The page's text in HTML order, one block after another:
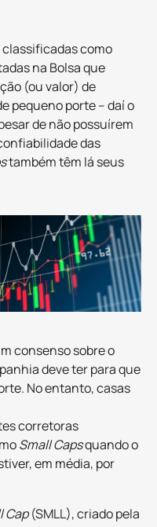
como
na Bolsa que
(ou valor) de
pequeno porte – daí o
de não possuírem
das
também têm lá seus
consenso sobre o
deve ter para que
No entanto, casas
corretoras
Small Capsquando o
em média, por
Cap(SMLL), criado pela